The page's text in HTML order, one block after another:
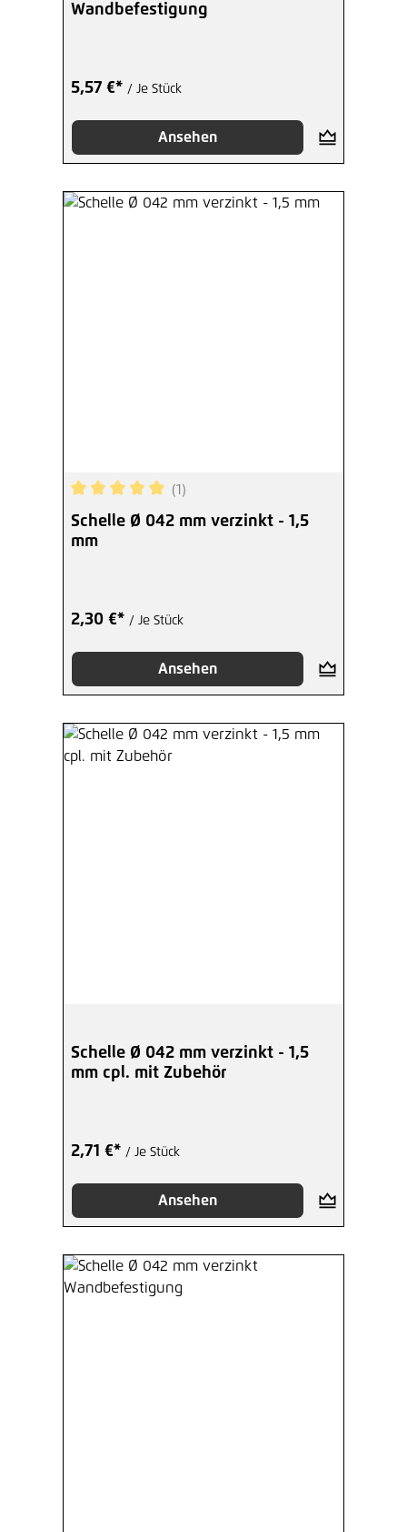
Wandbefestigung
5,57 €* / Je Stück
Ansehen
Durchschnittliche Bewertung von 5 von 5
(1)
Schelle Ø 042 mm verzinkt - 1,5
mm
2,30 €* / Je Stück
Ansehen
Schelle Ø 042 mm verzinkt - 1,5
mm cpl. mit Zubehör
2,71 €* / Je Stück
Ansehen